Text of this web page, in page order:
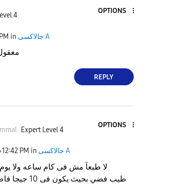
4
OPTIONS
in جالاكسى A
REPLY
Expert Level 4
OPTIONS
12:42 PM in جالاكسى A
لا طبعآ مش فى كام ساعه ولا
طيب فضي بحيث